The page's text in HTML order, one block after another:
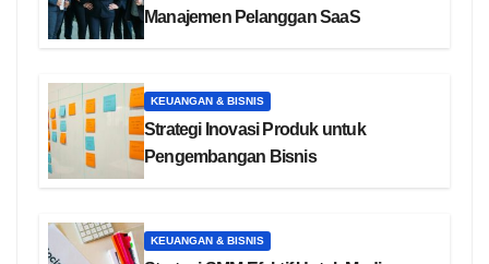
Manajemen Pelanggan SaaS
KEUANGAN & BISNIS
Strategi Inovasi Produk untuk
Pengembangan Bisnis
KEUANGAN & BISNIS